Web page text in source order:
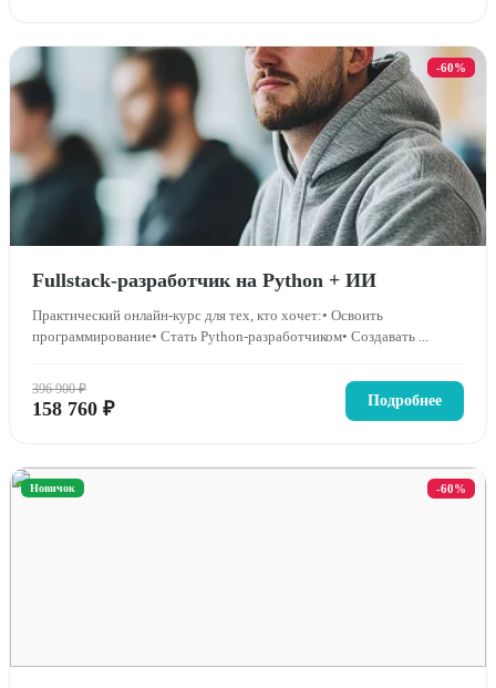
-60%
Fullstack-разработчик на Python + ИИ
Практический онлайн-курс для тех, кто хочет:• Освоить
программирование• Стать Python-разработчиком• Создавать ...
396 900 ₽
158 760 ₽ Подробнее
-60%
Новичок